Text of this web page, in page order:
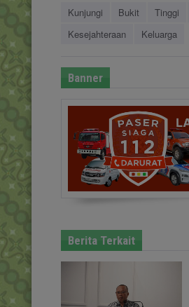
Kunjungi Bukit Tinggi
Kesejahteraan
Keluarga
Banner
Berita Terkait